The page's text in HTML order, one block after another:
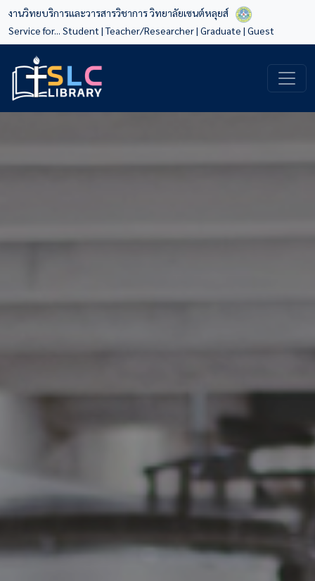
งานวิทยบริการและวารสารวิชาการ วิทยาลัยเซนต์หลุยส์
Service for... Student |Teacher/Researcher| Graduate | Guest